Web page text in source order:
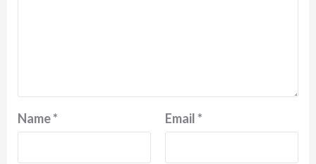
Name* Email*